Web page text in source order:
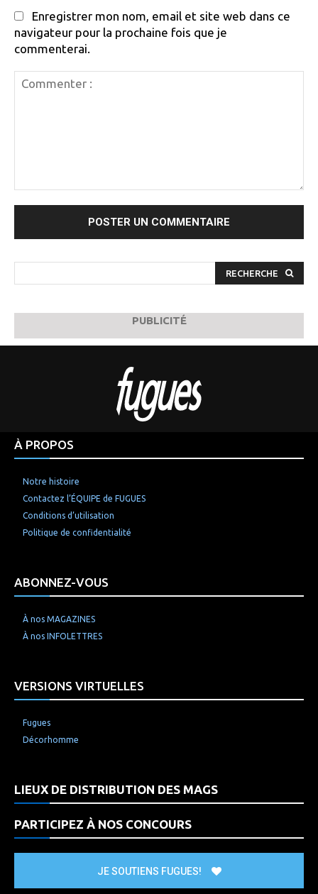
Enregistrer mon nom, email et site web dans ce
navigateur pour la prochaine fois que je
commenterai.
RECHERCHE
PUBLICITÉ
À PROPOS
Notre histoire
Contactez l’ÉQUIPE de FUGUES
Conditions d’utilisation
Politique de confidentialité
ABONNEZ-VOUS
À nos MAGAZINES
À nos INFOLETTRES
VERSIONS VIRTUELLES
Fugues
Décorhomme
LIEUX DE DISTRIBUTION DES MAGS
PARTICIPEZ À NOS CONCOURS
JE SOUTIENS FUGUES!